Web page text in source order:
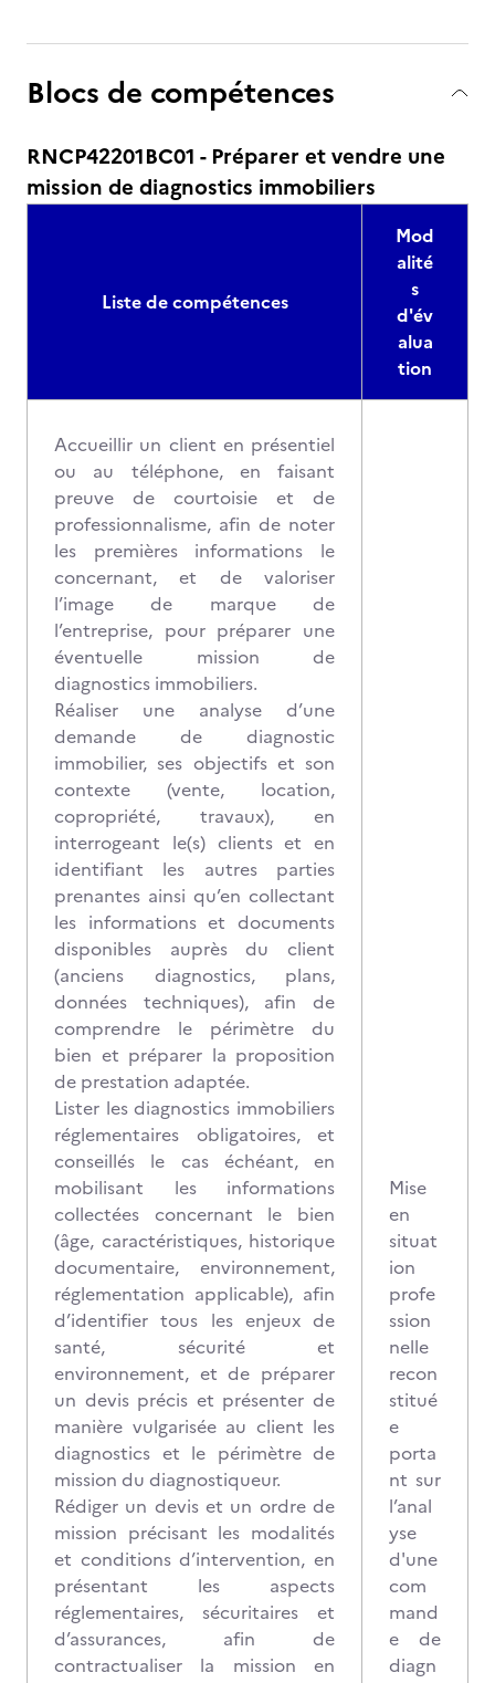
Blocs de compétences
RNCP42201BC01 - Préparer et vendre une
mission de diagnostics immobiliers
Liste de compétences
Mod
alité
s
d'év
alua
tion
Accueillir un client en présentiel
ou au téléphone, en faisant
preuve de courtoisie et de
professionnalisme, afin de noter
les premières informations le
concernant, et de valoriser
l’image de marque de
l’entreprise, pour préparer une
éventuelle mission de
diagnostics immobiliers.
Réaliser une analyse d’une
demande de diagnostic
immobilier, ses objectifs et son
contexte (vente, location,
copropriété, travaux), en
interrogeant le(s) clients et en
identifiant les autres parties
prenantes ainsi qu’en collectant
les informations et documents
disponibles auprès du client
(anciens diagnostics, plans,
données techniques), afin de
comprendre le périmètre du
bien et préparer la proposition
de prestation adaptée.
Lister les diagnostics immobiliers
réglementaires obligatoires, et
conseillés le cas échéant, en
mobilisant les informations
collectées concernant le bien
(âge, caractéristiques, historique
documentaire, environnement,
réglementation applicable), afin
d’identifier tous les enjeux de
santé, sécurité et
environnement, et de préparer
un devis précis et présenter de
manière vulgarisée au client les
diagnostics et le périmètre de
mission du diagnostiqueur.
Rédiger un devis et un ordre de
mission précisant les modalités
et conditions d’intervention, en
présentant les aspects
réglementaires, sécuritaires et
d’assurances, afin de
contractualiser la mission en
Mise
en
situat
ion
profe
ssion
nelle
recon
stitué
e
porta
nt sur
l’anal
yse
d'une
com
mand
e de
diagn